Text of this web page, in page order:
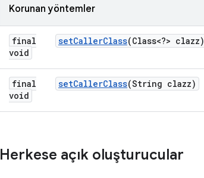
Korunan yöntemler
final
void
setCallerClass(Class<?> clazz)
final
void
setCallerClass(String clazz)
Herkese açık oluşturucular